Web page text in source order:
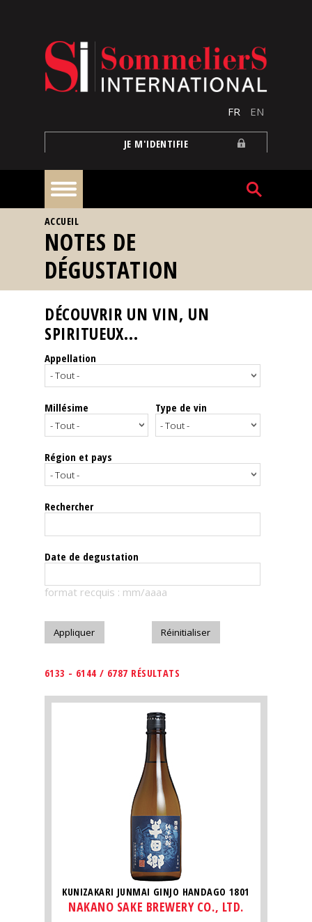
FR EN
JE M'IDENTIFIE
À
la
une
Reportages
Nos
Spiritueux
Notes
dégustation
Le
magazine
Télécharger
VOUS ÊTES ICI
ACCUEIL
NOTES DE
DÉGUSTATION
DÉCOUVRIR UN VIN, UN
SPIRITUEUX...
Appellation
Millésime Type de vin
Région et pays
Rechercher
Date de degustation
format recquis : mm/aaaa
6133 - 6144 / 6787 RÉSULTATS
KUNIZAKARI JUNMAI GINJO HANDAGO 1801
NAKANO SAKE BREWERY CO., LTD.